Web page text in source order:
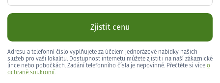
Zjistit cenu
Adresu a telefonní číslo vyplňujete za účelem jednorázové nabídky našich
služeb pro vaši lokalitu. Dostupnost internetu můžete zjistit i na naší zákaznické
lince nebo pobočkách. Zadání telefonního čísla je nepovinné. Přečtěte si více o
ochraně soukromí.